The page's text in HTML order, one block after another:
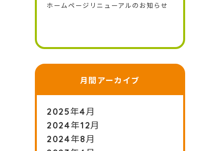
ホームページリニューアルのお知らせ
月間アーカイブ
2025年4月
2024年12月
2024年8月